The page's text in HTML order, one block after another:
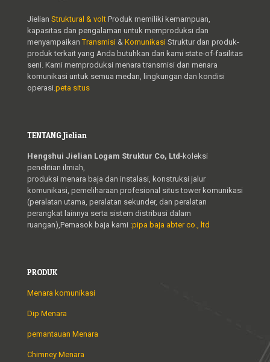
Jielian Struktural & volt Produk memiliki kemampuan,
kapasitas dan pengalaman untuk memproduksi dan
menyampaikanTransmisi & Komunikasi Struktur dan produk-
produk terkait yang Anda butuhkan dari kami state-of-fasilitas
seni. Kami memproduksi menara transmisi dan menara
komunikasi untuk semua medan, lingkungan dan kondisi
operasi. peta situs
TENTANG Jielian
Hengshui Jielian Logam Struktur Co, Ltd-koleksi
penelitian ilmiah,
produksi menara baja dan instalasi, konstruksi jalur
komunikasi, pemeliharaan profesional situs tower komunikasi
(peralatan utama, peralatan sekunder, dan peralatan
perangkat lainnya serta sistem distribusi dalam
ruangan),Pemasok baja kami :pipa baja abter co., ltd
PRODUK
Menara komunikasi
Dip Menara
pemantauan Menara
Chimney Menara